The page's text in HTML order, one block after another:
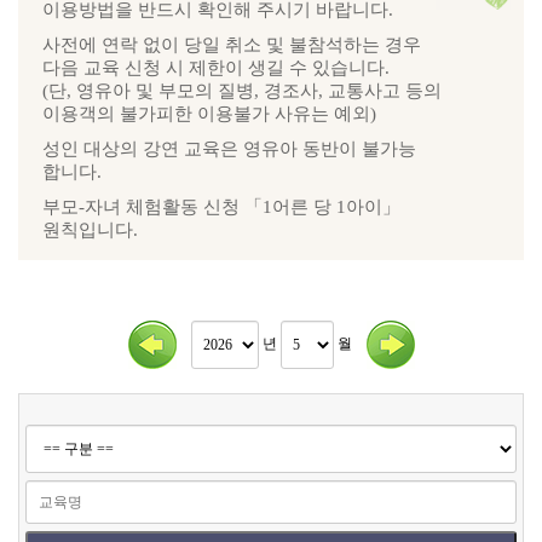
이용방법을 반드시 확인해 주시기 바랍니다.
사전에 연락 없이 당일 취소 및 불참석하는 경우
다음 교육 신청 시 제한이 생길 수 있습니다.
(단, 영유아 및 부모의 질병, 경조사, 교통사고 등의
이용객의 불가피한 이용불가 사유는 예외)
성인 대상의 강연 교육은 영유아 동반이 불가능
합니다.
부모-자녀 체험활동 신청 「1어른 당 1아이」
원칙입니다.
년 월